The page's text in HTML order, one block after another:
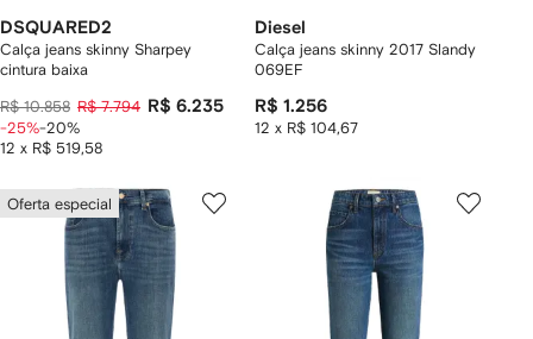
DSQUARED2
Calça jeans skinny Sharpey
cintura baixa
R$ 10.858 R$ 7.794 R$ 6.235
12 x R$ 519,58
-25%-20%
Diesel
Calça jeans skinny 2017 Slandy
069EF
R$ 1.256
12 x R$ 104,67
Oferta especial